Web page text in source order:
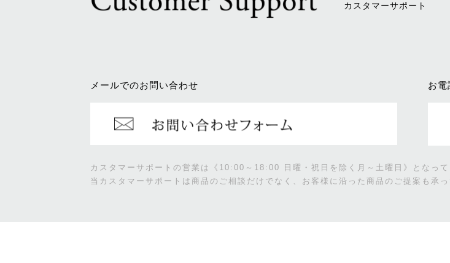
カスタマーサポート
メールでのお問い合わせ お電
カスタマーサポートの営業は《10:00～18:00 日曜・祝日を除く月～土曜日》となって
当カスタマーサポートは商品のご相談だけでなく、お客様に沿った商品のご提案も承っ